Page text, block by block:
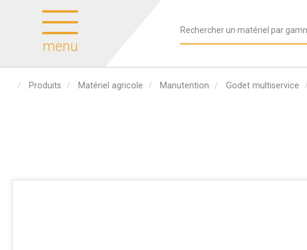
menu
Produits Matériel agricole Manutention Godet multiservice